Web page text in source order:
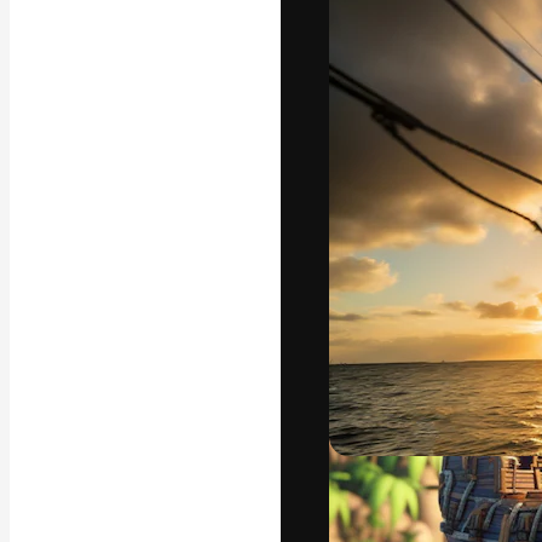
La
migliori lavori.
creativi,
Italiano
Copyright ©